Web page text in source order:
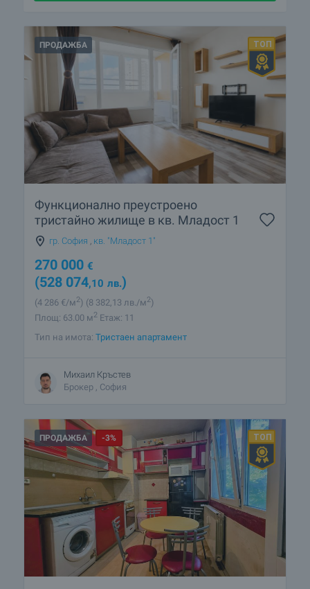
ПРОДАЖБА
Функционално преустроено
тристайно жилище в кв. Младост 1
гр. София кв. "Младост 1"
270 000 €
(528 074,10 лв.)
(4 286 €/м2) (8 382 ,13 лв./м2)
Площ: 63.00 м2 Етаж: 11
Тип на имота: Тристаен апартамент
Михаил Кръстев
Брокер , София
ПРОДАЖБА -3%